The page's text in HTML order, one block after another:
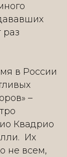
раз
в России
–
Квадрио
Их
не всем,